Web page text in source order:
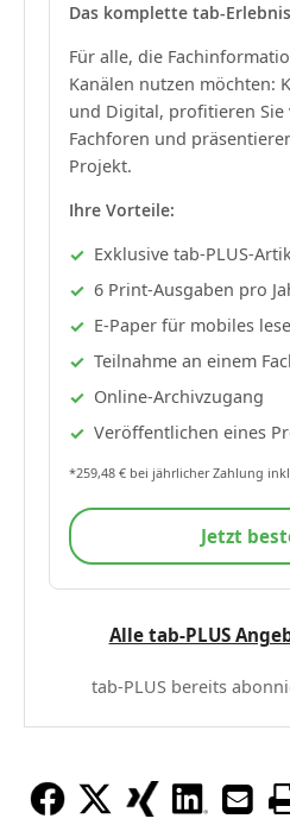
Das komplette tab-
Für alle, die
Kanälen nutzen möchten:
und Digital, profitieren Sie
Fachforen und
Projekt.
Ihre Vorteile:
Exklusive tab-PLUS-
6 Print-Ausgaben pro
E-Paper für mobiles
Teilnahme an einem
Online-Archivzugang
Veröffentlichen eines
*259,48 € bei jährlicher Zahlung
Jetzt
Alle tab-PLUS
tab-PLUS bereits